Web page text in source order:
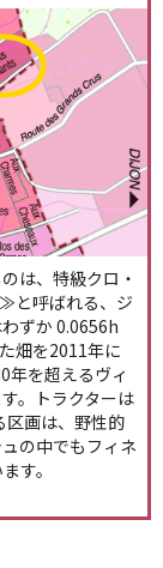
は、特級クロ・
と呼ばれる、ジ
ずか 0.0656h
畑を2011年に
年を超えるヴィ
。トラクターは
区画は、野性的
の中でもフィネ
す。